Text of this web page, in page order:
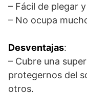
– Fácil de plegar
– No ocupa
Desventajas:
– Cubre una
protegernos del
otros.